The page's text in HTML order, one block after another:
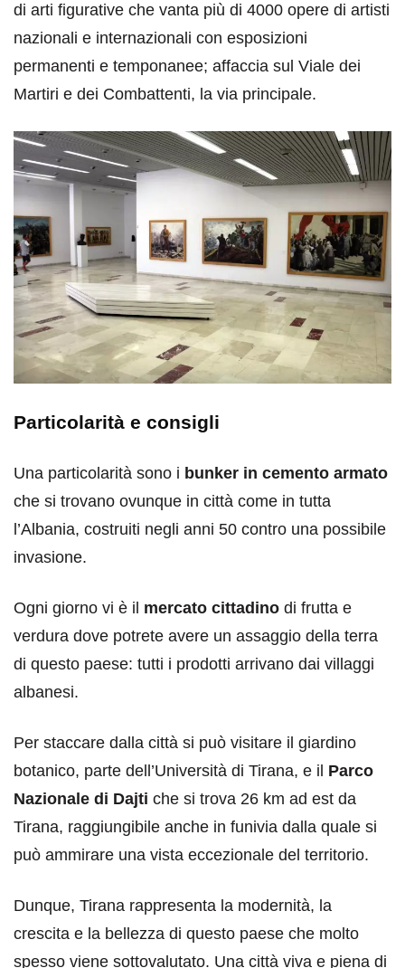
di arti figurative che vanta più di 4000 opere di artisti
nazionali e internazionali con esposizioni
permanenti e temponanee; affaccia sul Viale dei
Martiri e dei Combattenti, la via principale.
Particolarità e consigli
Una particolarità sono i bunker in cemento armato
che si trovano ovunque in città come in tutta
l’Albania, costruiti negli anni 50 contro una possibile
invasione.
Ogni giorno vi è il mercato cittadino di frutta e
verdura dove potrete avere un assaggio della terra
di questo paese: tutti i prodotti arrivano dai villaggi
albanesi.
Per staccare dalla città si può visitare il giardino
botanico, parte dell’Università di Tirana, e il Parco
Nazionale di Dajti che si trova 26 km ad est da
Tirana, raggiungibile anche in funivia dalla quale si
può ammirare una vista eccezionale del territorio.
Dunque, Tirana rappresenta la modernità, la
crescita e la bellezza di questo paese che molto
spesso viene sottovalutato. Una città viva e piena di